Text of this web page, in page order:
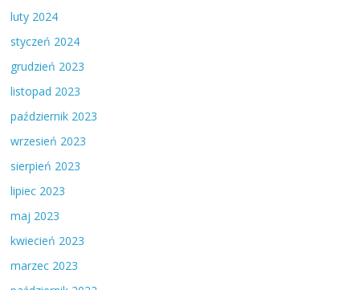
luty 2024
styczeń 2024
grudzień 2023
listopad 2023
październik 2023
wrzesień 2023
sierpień 2023
lipiec 2023
maj 2023
kwiecień 2023
marzec 2023